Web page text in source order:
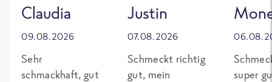
Claudia
09.08.2026
Sehr
schmackhaft, gut
Justin
07.08.2026
Schmeckt richtig
gut, mein
super